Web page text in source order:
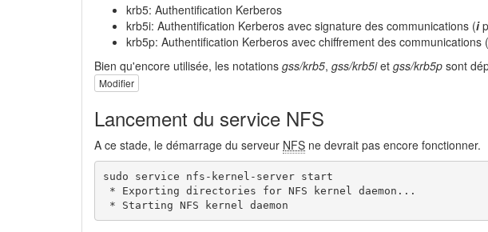
krb5: Authentification Kerberos
krb5i: Authentification Kerberos avec signature des communications (i
krb5p: Authentification Kerberos avec chiffrement des communications (
Bien qu'encore utilisée, les notations gss/krb5, gss/krb5iet gss/krb5p sont
Modifier
Lancement du service NFS
A ce stade, le démarrage du serveur NFS ne devrait pas encore fonctionner.
sudo service nfs-kernel-server start
* Exporting directories for NFS kernel daemon...
* Starting NFS kernel daemon